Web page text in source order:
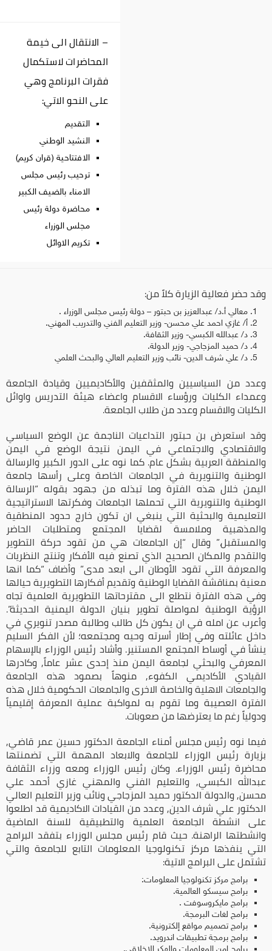
– الانتقال الى خيمة
المحاضرات لاستكمال
فقرات البرنامج وهي
على النحو الاتي:
التقديم
النشيد الوطني
الافتتاحية (قران كريم)
ترحيب رئيس مجلس
الامناء بالضيف الكبير
محاضرة دولة رئيس
مجلس الوزراء
تكريم الاوائل
وقد حضر فعالية الزيارة كلاً من:
معالي أ.د/ عبدالعزيز بن حبتور – دولة رئيس مجلس الوزراء .
أ/ غازي احمد علي محسن- وزير التعليم الفني والتدريب المهني.
د/ عبدالله الكبسي- وزير الثقافة.
د/ حميد المزجاجي- وزير الدولة.
د/ علي شرف الدين- نائب وزير التعليم العالي والبحث العلمي
وعدد من السياسيين والمثقفين والأكاديميين وقيادة الجامعة
وعمداء الكليات ورؤساء الاقسام واعضاء هيئة التدريس واوائل
الكليات والاقسام وعدد من طلاب الجامعة.
وقد استعرض بن حبتور التداعيات الناجمة عن الوضع السياسي
والاقتصادي والاجتماعي في اليمن نتيجة الوضع في اليمن
والمنطقة العربية بشكل عام. كما نوه على الدور الكبير والرسالة
الوطنية والتنويرية في الجامعات الخاصة وعلى رأسها جامعة
اليمن خلال هذه الفترة وما تبذله من جهود بقوله “الرسالة
الوطنية والتنويرية التي تحملها الجامعات وفكرتها الاستراتيجية
التعليمية والبحثية التي ينبغي ان تكون خارج حدود المنطقية
والمذهبية وملامسة لقضايا المجتمع ومتطلبات الحاضر
والمستقبل.” وقال “إن الجامعات هي من تقود حركة التطوير
والتقدم والمكان الصحيح الذي تصنع فيه الأفكار وتنتج النظريات
والمعرفة التي تقود الأوطان الى ابعد مدى” وأضاف “كما انها
معنية بمناقشة القضايا الوطنية وتقديم أفكارها التطويرية حيالها
وفي هذه الفترة نتطلع الى مقترحاتها التطويرية العلمية تجاه
الرؤية الوطنية لمواصلة تطوير بنيان الدولة اليمنية الحديثة”.
وأعرب عن امله في ان يكون كل طالب وطالبة مصدر تنويري في
داخل عائلته وفي إطار أسرته وحيه ومجتمعه؛ لأن الفكر السليم
ينشأ في أوساط المجتمع المستنير. وأشاد رئيس الوزراء بالإسهام
المعرفي والبحثي لجامعة اليمن منذ إحدى عشر عاماً, وكادرها
القيادي الأكاديمي الكفوء, منوهاً بصمود هذه الجامعة
والجامعات الاهلية والخاصة الاخرى والجامعات الحكومية خلال هذه
الفترة العصيبة وما تقوم به لمواكبة عملية المعرفة إقليمياً
ودولياً رغم ما يعترضها من صعوبات.
فيما نوه رئيس مجلس أمناء الجامعة الدكتور حسين عمر قاضي,
بزيارة رئيس الوزراء للجامعة والابعاد المهمة التي تضمنتها
محاضرة رئيس الوزراء. وكان رئيس الوزراء ومعه وزراء الثقافة
عبدالله الكبسي, والتعليم الفني والمهني غازي أحمد علي
محسن, والدولة الدكتور حميد المزجاجي ونائب وزير التعليم العالي
الدكتور علي شرف الدين, وعدد من القيادات الاكاديمية قد اطلعوا
على انشطة الجامعة العلمية والتطبيقية للسنة الماضية
وانشطتها الراهنة. حيث قام رئيس مجلس الوزراء بتفقد البرامج
التي ينفذها مركز تكنولوجيا المعلومات التابع للجامعة والتي
تشتمل على البرامج الاتية:
برامج مركز تكنولوجيا المعلومات:
برامج سيسكو العالمية.
برامج مايكروسوفت .
برامج لغات البرمجة.
برامج تصميم مواقع إلكترونية.
برامج برمجة تطبيقات اندرويد.